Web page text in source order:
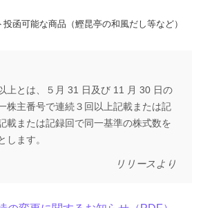
投函可能な商品（鰹昆亭の和風だし等など）
上とは、５月 31 日及び 11 月 30 日の
株主番号で連続３回以上記載または記
載または記録回で同一基準の株式数を
します。
リリースより